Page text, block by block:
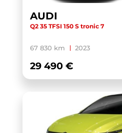
X1 F48 LCI (1)
X1 U11 (1)
YARIS HYBRIDE MY22
AUDI
Q2 35 TFSI 150 S tronic 7
67 830 km 2023
29 490 €